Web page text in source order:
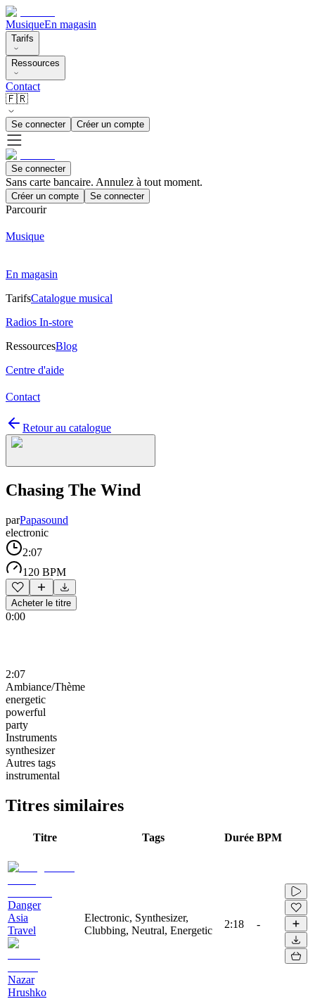
MusiqueEn magasin
Tarifs
Ressources
Contact
🇫🇷
Se connecter Créer un compte
Se connecter
Sans carte bancaire. Annulez à tout moment.
Créer un compte Se connecter
Parcourir
Musique
En magasin
TarifsCatalogue musical
Radios In-store
RessourcesBlog
Centre d'aide
Contact
Retour au catalogue
Chasing The Wind
parPapasound
electronic
2:07
120 BPM
Acheter le titre
0:00
2:07
Ambiance/Thème
energetic
powerful
party
Instruments
synthesizer
Autres tags
instrumental
Titres similaires
Titre Tags Durée BPM
Danger
Asia
Travel
Nazar
Hrushko
Electronic, Synthesizer,
Clubbing, Neutral, Energetic
2:18 -